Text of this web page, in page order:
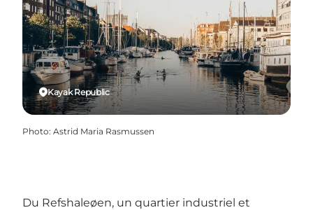
Kayak Republic
Photo: Astrid Maria Rasmussen
Du Refshaleøen, un quartier industriel et